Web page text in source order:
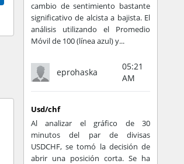
cambio de sentimiento bastante
significativo de alcista a bajista. El
análisis utilizando el Promedio
Móvil de 100 (línea azul) y...
eprohaska
05:21
AM
Usd/chf
Al analizar el gráfico de 30
minutos del par de divisas
USDCHF, se tomó la decisión de
abrir una posición corta. Se ha